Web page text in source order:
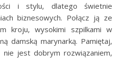
i stylu, dlatego świetnie
biznesowych. Połącz ją ze
kroju, wysokimi szpilkami w
damską marynarką. Pamiętaj,
nie jest dobrym rozwiązaniem,